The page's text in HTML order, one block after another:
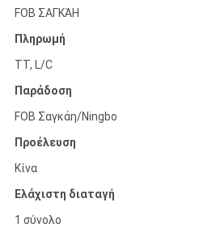
FOB ΣΑΓΚΆΗ
Πληρωμή
TT, L/C
Παράδοση
FOB Σαγκάη/Ningbo
Προέλευση
Κίνα
Ελάχιστη διαταγή
1 σύνολο